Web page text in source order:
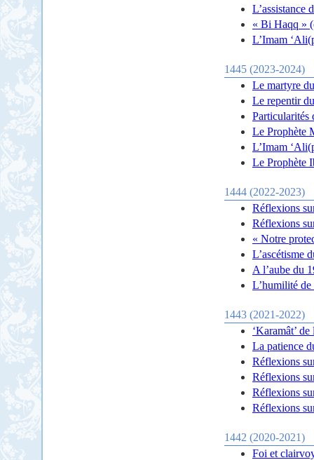
L’assistance
« Bi Haqq »
L’Imam
1445 (2023-2024)
Le martyre
Le repentir
Particularités
Le Prophète
L’Imam
Le Prophète
1444 (2022-2023)
Réflexions
Réflexions
« Notre
L’ascétisme
A l’aube du
L’humilité
1443 (2021-2022)
‘Karamât’
La patience
Réflexions
Réflexions
Réflexions
Réflexions
1442 (2020-2021)
Foi et